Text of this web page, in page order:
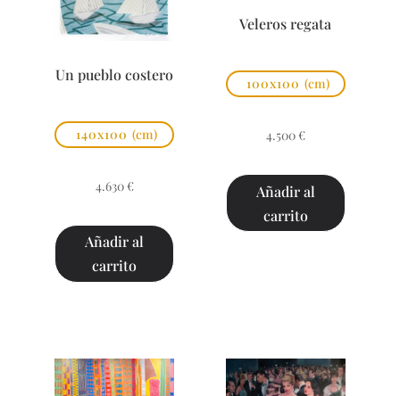
Un pueblo costero
140x100 (cm)
4.630 €
Añadir al
carrito
Veleros regata
100x100 (cm)
4.500 €
Añadir al
carrito